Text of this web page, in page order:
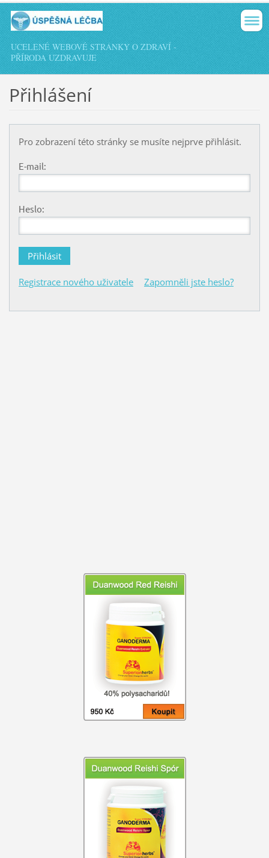
UCELENÉ WEBOVÉ STRÁNKY O ZDRAVÍ -
PŘÍRODA UZDRAVUJE
Přihlášení
Pro zobrazení této stránky se musíte nejprve přihlásit.
E-mail:
Heslo:
Registrace nového uživatele Zapomněli jste heslo?